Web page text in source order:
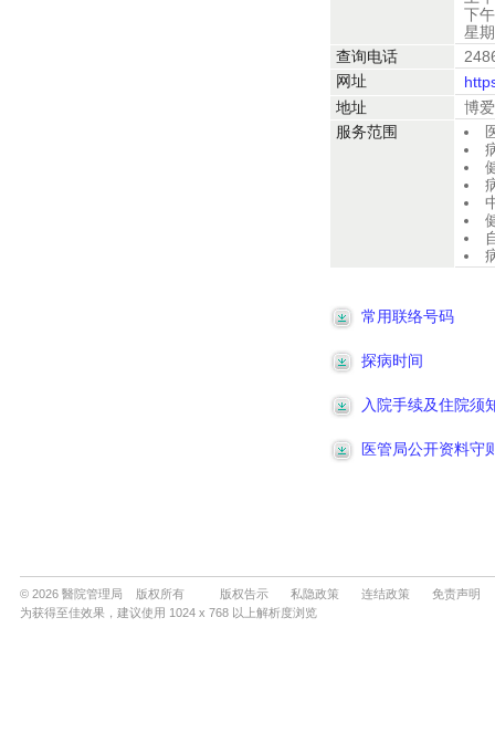
© 2026 醫院管理局 版权所有 版权告示 私隐政策 连结政策
免责声明
为获得至佳效果，建议使用 1024 x 768 以上解析度浏览